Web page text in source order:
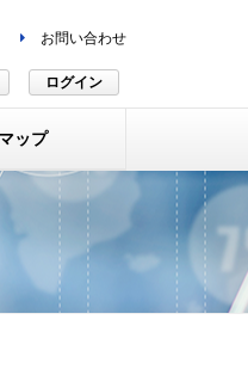
お問い合わせ
ログイン
ップ